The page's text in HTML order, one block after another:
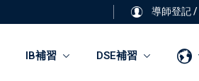
導師登記/
IB補習 DSE補習